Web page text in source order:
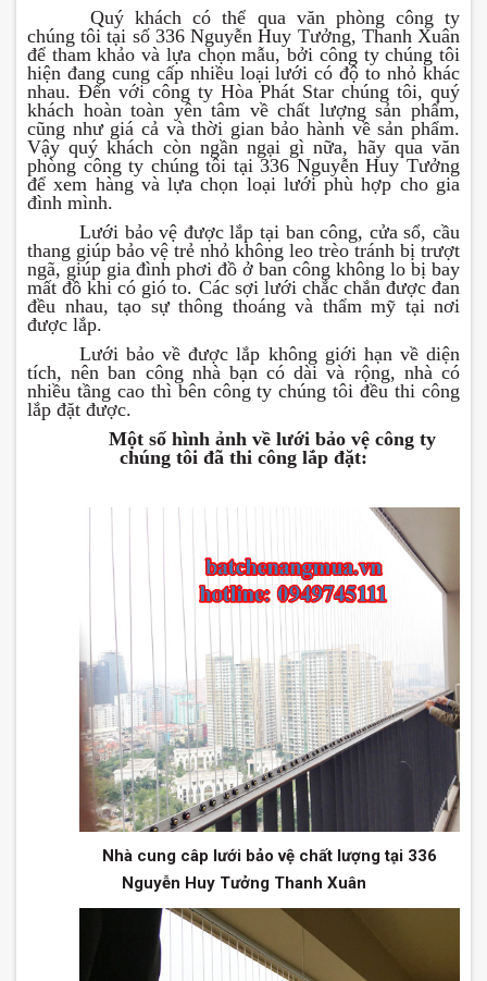
Quý khách có thể qua văn phòng công ty
chúng tôi tại số 336 Nguyễn Huy Tưởng, Thanh Xuân
để tham khảo và lựa chọn mẫu, bởi công ty chúng tôi
hiện đang cung cấp nhiều loại lưới có độ to nhỏ khác
nhau. Đến với công ty Hòa Phát Star chúng tôi, quý
khách hoàn toàn yên tâm về chất lượng sản phẩm,
cũng như giá cả và thời gian bảo hành về sản phẩm.
Vậy quý khách còn ngần ngại gì nữa, hãy qua văn
phòng công ty chúng tôi tại 336 Nguyễn Huy Tưởng
để xem hàng và lựa chọn loại lưới phù hợp cho gia
đình mình.
Lưới bảo vệ được lắp tại ban công, cửa sổ, cầu
thang giúp bảo vệ trẻ nhỏ không leo trèo tránh bị trượt
ngã, giúp gia đình phơi đồ ở ban công không lo bị bay
mất đồ khi có gió to. Các sợi lưới chắc chắn được đan
đều nhau, tạo sự thông thoáng và thẩm mỹ tại nơi
được lắp.
Lưới bảo về được lắp không giới hạn về diện
tích, nên ban công nhà bạn có dài và rộng, nhà có
nhiều tầng cao thì bên công ty chúng tôi đều thi công
lắp đặt được.
Một số hình ảnh về lưới bảo vệ công ty
chúng tôi đã thi công lắp đặt:
Nhà cung câp lưới bảo vệ chất lượng tại 336
Nguyễn Huy Tưởng Thanh Xuân